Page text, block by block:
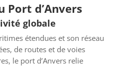
Port d’Anvers
globale
étendues et son réseau
de routes et de voies
le port d’Anvers relie